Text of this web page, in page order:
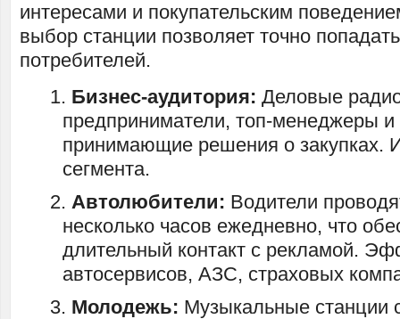
интересами и покупательским
выбор станции позволяет точно
потребителей.
Бизнес-аудитория: Деловые
предприниматели, топ-менеджеры
принимающие решения о закупках.
сегмента.
Автолюбители: Водители
несколько часов ежедневно, что
длительный контакт с рекламой.
автосервисов, АЗС, страховых
Молодежь: Музыкальные станции